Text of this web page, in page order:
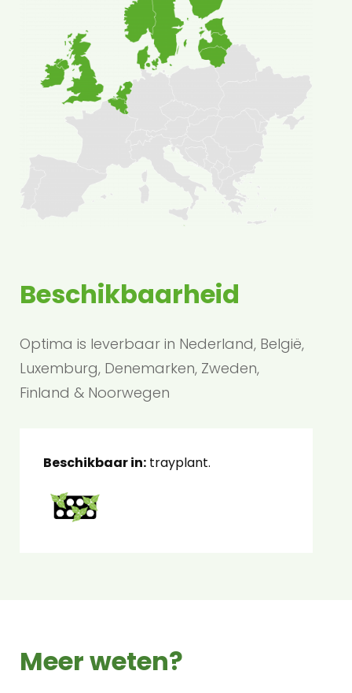
Beschikbaarheid
Optima is leverbaar in Nederland, België,
Luxemburg, Denemarken, Zweden,
Finland & Noorwegen
Beschikbaar in: trayplant.
Meer weten?